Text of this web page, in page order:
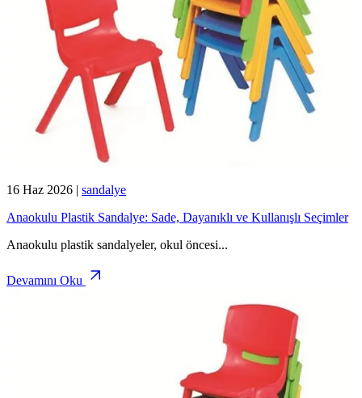
16 Haz 2026 | sandalye
Anaokulu Plastik Sandalye: Sade, Dayanıklı ve Kullanışlı Seçimler
Anaokulu plastik sandalyeler, okul öncesi...
Devamını Oku